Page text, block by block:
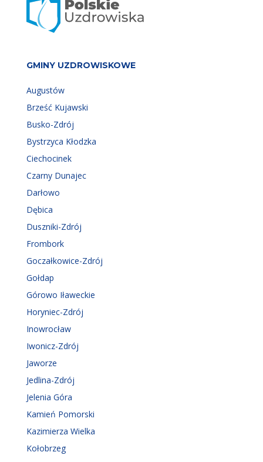
GMINY UZDROWISKOWE
Augustów
Brześć Kujawski
Busko-Zdrój
Bystrzyca Kłodzka
Ciechocinek
Czarny Dunajec
Darłowo
Dębica
Duszniki-Zdrój
Frombork
Goczałkowice-Zdrój
Gołdap
Górowo Iławeckie
Horyniec-Zdrój
Inowrocław
Iwonicz-Zdrój
Jaworze
Jedlina-Zdrój
Jelenia Góra
Kamień Pomorski
Kazimierza Wielka
Kołobrzeg